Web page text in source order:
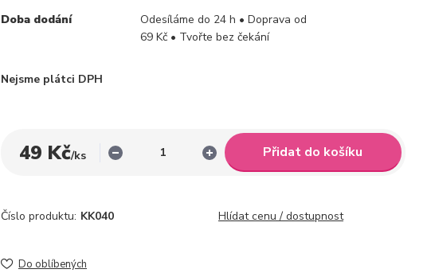
Doba dodání
Odesíláme do 24 h • Doprava od
69 Kč • Tvořte bez čekání
Nejsme plátci DPH
49 Kč/ks Přidat do košíku
Číslo produktu: KK040 Hlídat cenu / dostupnost
Do oblíbených